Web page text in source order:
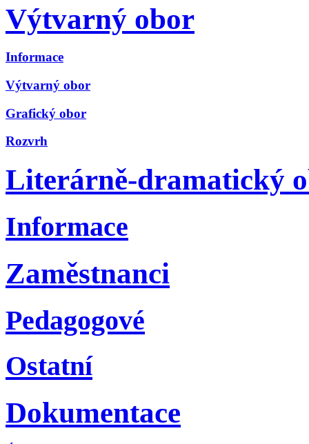
Výtvarný obor
Informace
Výtvarný obor
Grafický obor
Rozvrh
Literárně-dramatický
Informace
Zaměstnanci
Pedagogové
Ostatní
Dokumentace